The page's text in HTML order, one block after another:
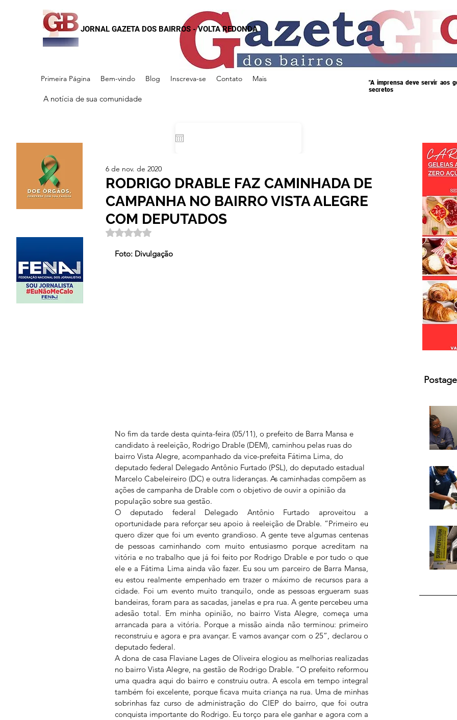
JORNAL GAZETA DOS BAIRROS - VOLTA REDONDA
Primeira Página Bem-vindo Blog Inscreva-se Contato Mais
A notícia de sua comunidade
"A imprensa deve servir aos
secretos
RODRIGO DRABLE FAZ CAMINHADA DE
CAMPANHA NO BAIRRO VISTA ALEGRE
COM DEPUTADOS
6 de nov. de 2020
Avaliado com NaN de 5 estrelas.
Foto: Divulgação
No fim da tarde desta quinta-feira (05/11), o prefeito de Barra Mansa e
candidato à reeleição, Rodrigo Drable (DEM), caminhou pelas ruas do
bairro Vista Alegre, acompanhado da vice-prefeita Fátima Lima, do
deputado federal Delegado Antônio Furtado (PSL), do deputado estadual
Marcelo Cabeleireiro (DC) e outra lideranças. As caminhadas compõem as
ações de campanha de Drable com o objetivo de ouvir a opinião da
população sobre sua gestão.
O deputado federal Delegado Antônio Furtado aproveitou a
oportunidade para reforçar seu apoio à reeleição de Drable. “Primeiro eu
quero dizer que foi um evento grandioso. A gente teve algumas centenas
de pessoas caminhando com muito entusiasmo porque acreditam na
vitória e no trabalho que já foi feito por Rodrigo Drable e por tudo o que
ele e a Fátima Lima ainda vão fazer. Eu sou um parceiro de Barra Mansa,
eu estou realmente empenhado em trazer o máximo de recursos para a
cidade. Foi um evento muito tranquilo, onde as pessoas ergueram suas
bandeiras, foram para as sacadas, janelas e pra rua. A gente percebeu uma
adesão total. Em minha opinião, no bairro Vista Alegre, começa uma
arrancada para a vitória. Porque a missão ainda não terminou: primeiro
reconstruiu e agora e pra avançar. E vamos avançar com o 25”, declarou o
deputado federal.
A dona de casa Flaviane Lages de Oliveira elogiou as melhorias realizadas
no bairro Vista Alegre, na gestão de Rodrigo Drable. “O prefeito reformou
uma quadra aqui do bairro e construiu outra. A escola em tempo integral
também foi excelente, porque ficava muita criança na rua. Uma de minhas
sobrinhas faz curso de administração do CIEP do bairro, que foi outra
conquista importante do Rodrigo. Eu torço para ele ganhar e agora com a